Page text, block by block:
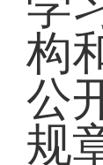
构
公
规